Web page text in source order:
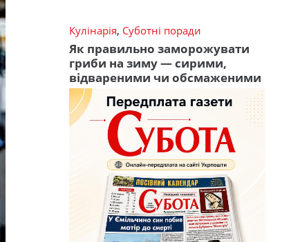
Кулінарія, Суботні поради
Як правильно заморожувати
гриби на зиму — сирими,
відвареними чи обсмаженими